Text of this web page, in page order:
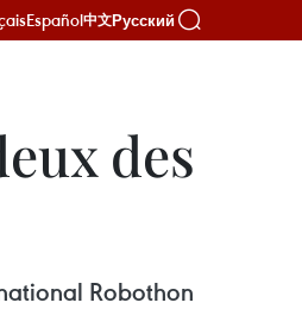
Español中文Русский
des
Robothon